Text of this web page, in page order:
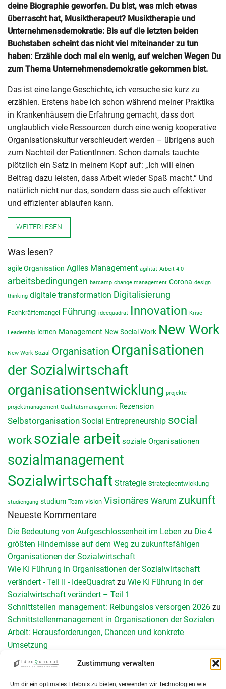
Zustimmung verwalten
Um dir ein optimales Erlebnis zu bieten, verwenden wir Technologien wie
deine Biographie geworfen. Du bist, was mich etwas
überrascht hat, Musiktherapeut? Musiktherapie und
Unternehmensdemokratie: Bis auf die letzten beiden
Buchstaben scheint das nicht viel miteinander zu tun
haben: Erzähle doch mal ein wenig, auf welchen Wegen Du
zum Thema Unternehmensdemokratie gekommen bist.
Das ist eine lange Geschichte, ich versuche sie kurz zu
erzählen. Erstens habe ich schon während meiner Praktika
in Krankenhäusern die Erfahrung gemacht, dass dort
unglaublich viele Ressourcen durch eine wenig kooperative
Organisationskultur verschleudert werden – übrigens auch
zum Nachteil der PatientInnen. Schon damals tauchte
plötzlich ein Satz in meinem Kopf auf: „Ich will einen
Beitrag dazu leisten, dass Arbeit wieder Spaß macht.“ Und
natürlich nicht nur das, sondern dass sie auch effektiver
und effizienter ablaufen kann.
WEITERLESEN
Was lesen?
agile Organisation Agiles Management agilität Arbeit 4.0
arbeitsbedingungen barcamp change management Corona design
thinking digitale transformation Digitalisierung
Fachkräftemangel Führung ideequadrat Innovation Krise
Leadership lernen Management New Social Work New Work
New Work Sozial Organisation Organisationen
der Sozialwirtschaft
organisationsentwicklung projekte
projektmanagement Qualitätsmanagement Rezension
Selbstorganisation Social Entrepreneurship social
work soziale arbeit soziale Organisationen
sozialmanagement
Sozialwirtschaft Strategie Strategieentwicklung
studiengang studium Team vision Visionäres Warum zukunft
Neueste Kommentare
Die Bedeutung von Aufgeschlossenheit im Leben zu Die 4
größten Hindernisse auf dem Weg zu zukunftsfähigen
Organisationen der Sozialwirtschaft
Wie KI Führung in Organisationen der Sozialwirtschaft
verändert - Teil II - IdeeQuadrat zu Wie KI Führung in der
Sozialwirtschaft verändert – Teil 1
Schnittstellen management: Reibungslos versorgen 2026 zu
Schnittstellenmanagement in Organisationen der Sozialen
Arbeit: Herausforderungen, Chancen und konkrete
Umsetzung
Teamperformance Messung: Wirksame Teamentwicklung
durch Diagnose
Das GRPI-Modell zur Teamentwicklung
KI und Digitalisierung in der Sozialwirtschaft: Neun